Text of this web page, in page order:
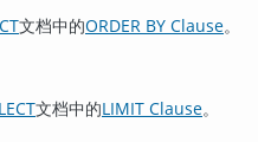
文档中的ORDER BY Clause。
文档中的LIMIT Clause。